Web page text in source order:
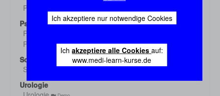
Ich akzeptiere nur notwendige Cookies
Ichakzeptiere alle Cookiesauf:
www.medi-learn-kurse.de
Pharmakologie 3
Psychiatrie
Psychiatrie 1
Psychiatrie 2 Demo
Sozialmed./Epidem.
Sozialmed./Epidem.
Urologie